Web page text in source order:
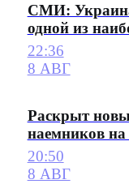
СМИ:
одной из
22:36
8 АВГ
Раскрыт
наемников
20:50
8 АВГ